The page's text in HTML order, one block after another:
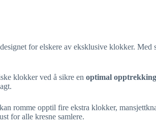
for elskere av eksklusive klokker. Med
klokker ved å sikre en optimal opptrekking
romme opptil fire ekstra klokker,
for alle kresne samlere.